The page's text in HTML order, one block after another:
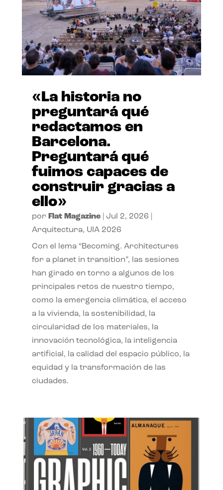
«La historia no
preguntará qué
redactamos en
Barcelona.
Preguntará qué
fuimos capaces de
construir gracias a
ello»
por Flat Magazine| Jul 2, 2026
Arquitectura, UIA 2026
Con el lema “Becoming. Architectures
for a planet in transition”, las sesiones
han girado en torno a algunos de los
principales retos de nuestro tiempo,
como la emergencia climática, el acceso
a la vivienda, la sostenibilidad, la
circularidad de los materiales, la
innovación tecnológica, la inteligencia
artificial, la calidad del espacio público, la
equidad y la transformación de las
ciudades.